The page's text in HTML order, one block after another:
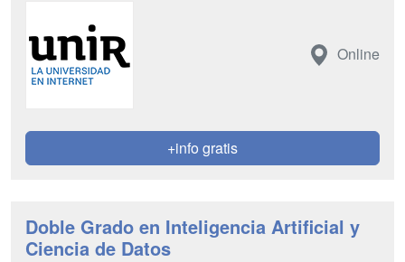
Online
+info gratis
Doble Grado en Inteligencia Artificial y
Ciencia de Datos